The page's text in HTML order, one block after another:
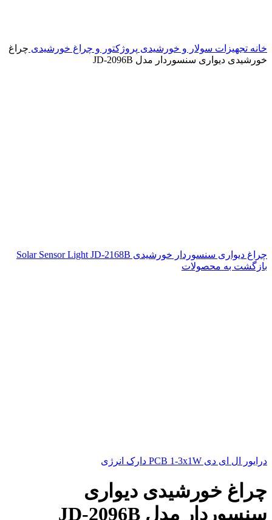
خانه تجهیزات سولار و خورشیدی پروژکتور و چراغ خورشیدی چراغ
خورشیدی دیواری سنسوردار مدل JD-2096B
چراغ دیواری سنسوردار خورشیدی Solar Sensor Light JD-2168B
بازگشت به محصولات
درایور ال ای دی PCB 1-3x1W دارک انرژی
چراغ خورشیدی دیواری
سنسوردار مدل JD-2096B